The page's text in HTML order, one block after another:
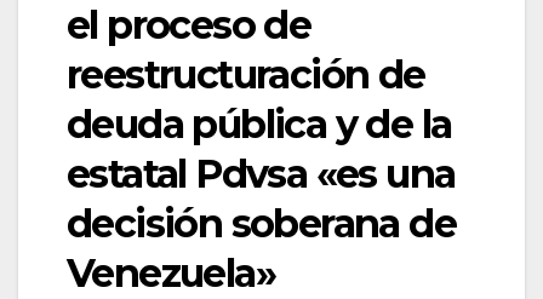
el proceso de
reestructuración de
deuda pública y de la
estatal Pdvsa «es una
decisión soberana de
Venezuela»